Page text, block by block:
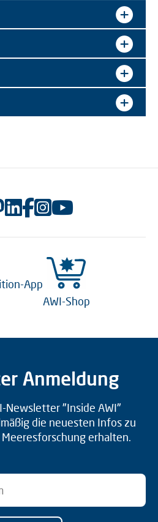
App
AWI-Shop
Anmeldung
Newsletter "Inside AWI"
die neuesten Infos zu
erhalten.